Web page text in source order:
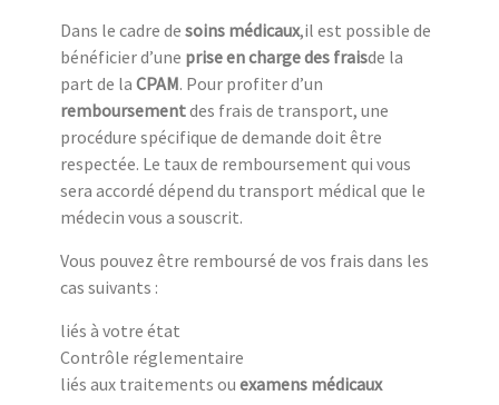
Dans le cadre de soins médicaux,il est possible de
bénéficier d’une prise en charge des fraisde la
part de la CPAM. Pour profiter d’un
remboursementdes frais de transport, une
procédure spécifique de demande doit être
respectée. Le taux de remboursement qui vous
sera accordé dépend du transport médical que le
médecin vous a souscrit.
Vous pouvez être remboursé de vos frais dans les
cas suivants :
liés à votre état
Contrôle réglementaire
liés aux traitements ou examens médicaux